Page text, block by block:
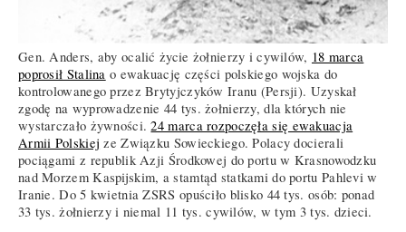
Gen. Anders, aby ocalić życie żołnierzy i cywilów, 18 marca
poprosił Stalina o ewakuację części polskiego wojska do
kontrolowanego przez Brytyjczyków Iranu (Persji). Uzyskał
zgodę na wyprowadzenie 44 tys. żołnierzy, dla których nie
wystarczało żywności.24 marca rozpoczęła się ewakuacja
Armii Polskiej ze Związku Sowieckiego. Polacy docierali
pociągami z republik Azji Środkowej do portu w Krasnowodzku
nad Morzem Kaspijskim, a stamtąd statkami do portu Pahlevi w
Iranie. Do 5 kwietnia ZSRS opuściło blisko 44 tys. osób: ponad
33 tys. żołnierzy i niemal 11 tys. cywilów, w tym 3 tys. dzieci.